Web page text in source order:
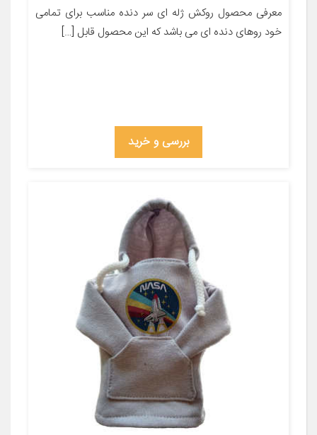
معرفی محصول روکش ژله ای سر دنده مناسب برای تمامی
خود روهای دنده ای می باشد که این محصول قابل […]
بررسی و خرید